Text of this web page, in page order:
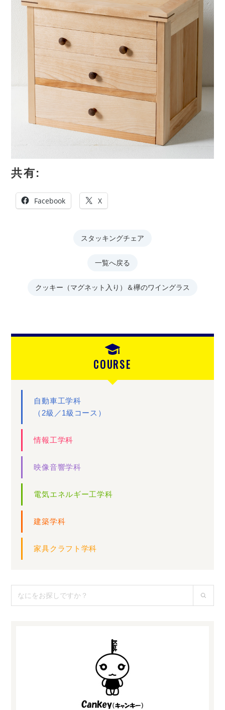
共有:
Facebook X
スタッキングチェア
一覧へ戻る
クッキー（マグネット入り）＆欅のワイングラス
COURSE
自動車工学科
（2級／1級コース）
情報工学科
映像音響学科
電気エネルギー工学科
建築学科
家具クラフト学科